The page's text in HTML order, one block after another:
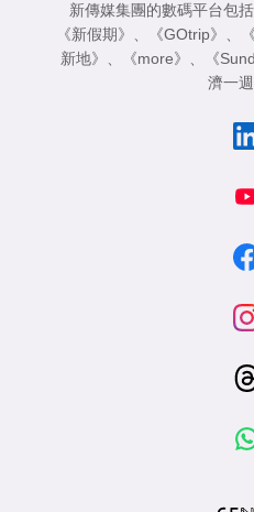
新傳媒集團的數碼平台包
《新假期》 、 《GOtrip》 、
新地》 、 《more》 、 《
濟一週